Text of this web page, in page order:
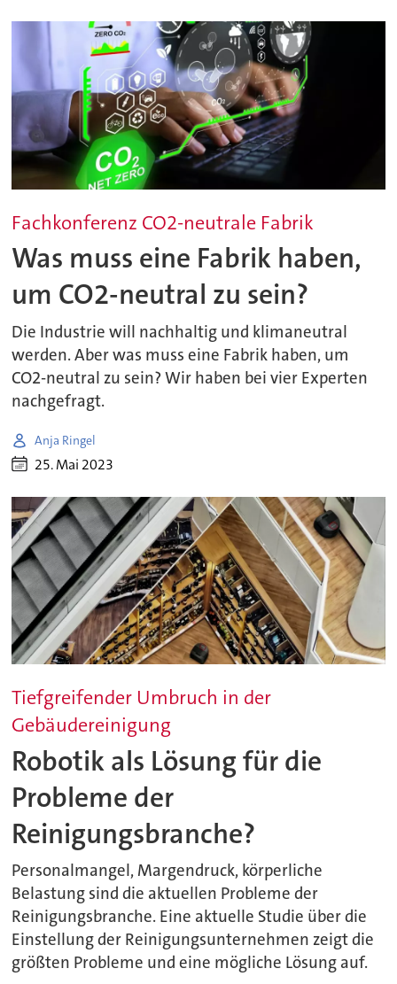
Fachkonferenz CO2-neutrale Fabrik
Was muss eine Fabrik haben,
um CO2-neutral zu sein?
Die Industrie will nachhaltig und klimaneutral
werden. Aber was muss eine Fabrik haben, um
CO2-neutral zu sein? Wir haben bei vier Experten
nachgefragt.
Anja Ringel
25. Mai 2023
Tiefgreifender Umbruch in der
Gebäudereinigung
Robotik als Lösung für die
Probleme der
Reinigungsbranche?
Personalmangel, Margendruck, körperliche
Belastung sind die aktuellen Probleme der
Reinigungsbranche. Eine aktuelle Studie über die
Einstellung der Reinigungsunternehmen zeigt die
größten Probleme und eine mögliche Lösung auf.